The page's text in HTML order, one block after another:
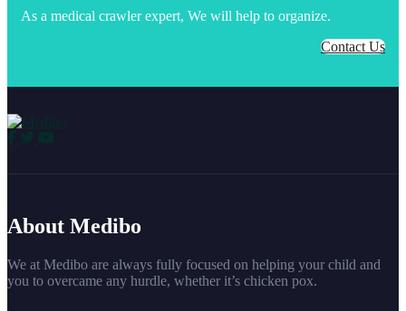
As a medical crawler expert, We will help to organize.
Contact Us
About Medibo
We at Medibo are always fully focused on helping your child and
you to overcame any hurdle, whether it’s chicken pox.